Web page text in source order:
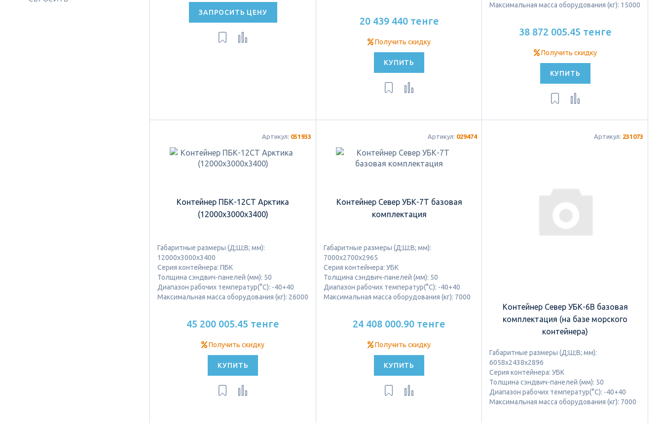
ЗАПРОСИТЬ ЦЕНУ
20 439 440 тенге
Получить скидку
КУПИТЬ
Максимальная масса оборудования (кг): 15000
38 872 005.45 тенге
Получить скидку
КУПИТЬ
Артикул: 051933
Контейнер ПБК-12СТ Арктика
(12000х3000х3400)
Габаритные размеры (Д;Ш;В; мм):
12000х3000х3400
Серия контейнера: ПБК
Толщина сэндвич-панелей (мм): 50
Диапазон рабочих температур(°C): -40+40
Максимальная масса оборудования (кг): 26000
45 200 005.45 тенге
Получить скидку
КУПИТЬ
Артикул: 029474
Контейнер Север УБК-7Т базовая
комплектация
Габаритные размеры (Д;Ш;В; мм):
7000х2700х2965
Серия контейнера: УБК
Толщина сэндвич-панелей (мм): 50
Диапазон рабочих температур(°C): -40+40
Максимальная масса оборудования (кг): 7000
24 408 000.90 тенге
Получить скидку
КУПИТЬ
Артикул: 231073
Контейнер Север УБК-6В базовая
комплектация (на базе морского
контейнера)
Габаритные размеры (Д;Ш;В; мм):
6058х2438х2896
Серия контейнера: УБК
Толщина сэндвич-панелей (мм): 50
Диапазон рабочих температур(°C): -40+40
Максимальная масса оборудования (кг): 7000